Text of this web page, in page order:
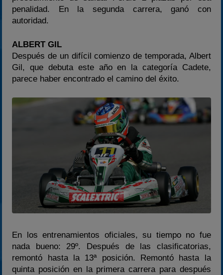
penalidad. En la segunda carrera, ganó con
autoridad.
ALBERT GIL
Después de un difícil comienzo de temporada, Albert
Gil, que debuta este año en la categoría Cadete,
parece haber encontrado el camino del éxito.
En los entrenamientos oficiales, su tiempo no fue
nada bueno: 29º. Después de las clasificatorias,
remontó hasta la 13ª posición. Remontó hasta la
quinta posición en la primera carrera para después